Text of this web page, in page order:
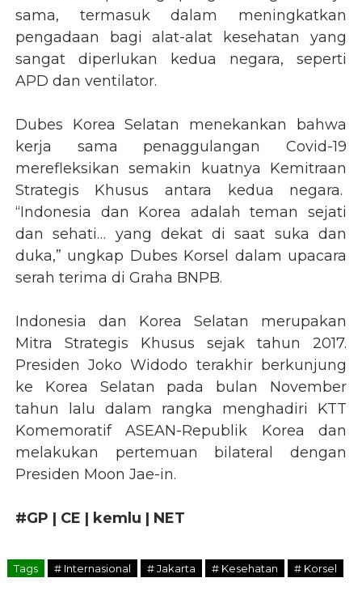
sama, termasuk dalam meningkatkan
pengadaan bagi alat-alat kesehatan yang
sangat diperlukan kedua negara, seperti
APD dan ventilator.
Dubes Korea Selatan menekankan bahwa
kerja sama penaggulangan Covid-19
merefleksikan semakin kuatnya Kemitraan
Strategis Khusus antara kedua negara.
“Indonesia dan Korea adalah teman sejati
dan sehati… yang dekat di saat suka dan
duka,” ungkap Dubes Korsel dalam upacara
serah terima di Graha BNPB.
Indonesia dan Korea Selatan merupakan
Mitra Strategis Khusus sejak tahun 2017.
Presiden Joko Widodo terakhir berkunjung
ke Korea Selatan pada bulan November
tahun lalu dalam rangka menghadiri KTT
Komemoratif ASEAN-Republik Korea dan
melakukan pertemuan bilateral dengan
Presiden Moon Jae-in.​​​
#GP | CE | kemlu | NET
Tags # Internasional # Jakarta # Kesehatan # Korsel